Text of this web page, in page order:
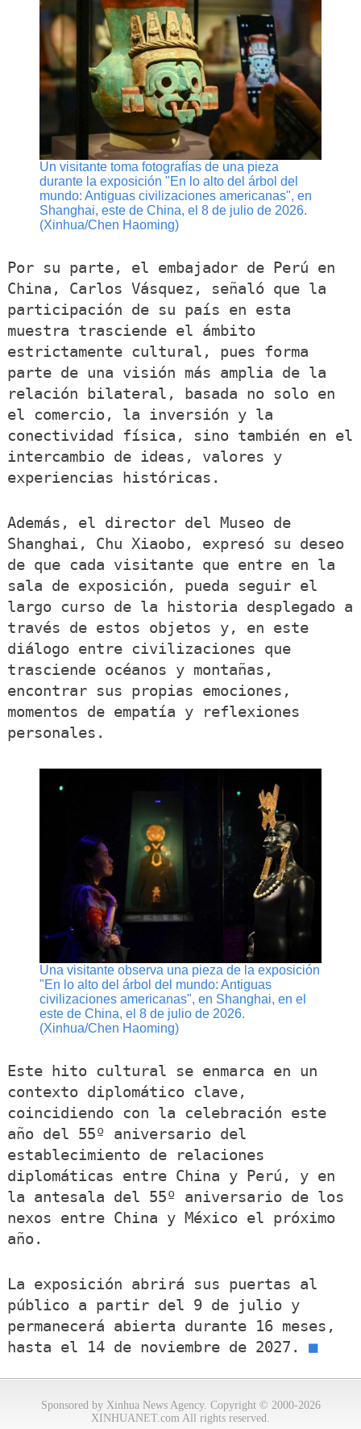
Un visitante toma fotografías de una pieza
durante la exposición "En lo alto del árbol del
mundo: Antiguas civilizaciones americanas", en
Shanghai, este de China, el 8 de julio de 2026.
(Xinhua/Chen Haoming)
Por su parte, el embajador de Perú en
China, Carlos Vásquez, señaló que la
participación de su país en esta
muestra trasciende el ámbito
estrictamente cultural, pues forma
parte de una visión más amplia de la
relación bilateral, basada no solo en
el comercio, la inversión y la
conectividad física, sino también en el
intercambio de ideas, valores y
experiencias históricas.
Además, el director del Museo de
Shanghai, Chu Xiaobo, expresó su deseo
de que cada visitante que entre en la
sala de exposición, pueda seguir el
largo curso de la historia desplegado a
través de estos objetos y, en este
diálogo entre civilizaciones que
trasciende océanos y montañas,
encontrar sus propias emociones,
momentos de empatía y reflexiones
personales.
Una visitante observa una pieza de la exposición
"En lo alto del árbol del mundo: Antiguas
civilizaciones americanas", en Shanghai, en el
este de China, el 8 de julio de 2026.
(Xinhua/Chen Haoming)
Este hito cultural se enmarca en un
contexto diplomático clave,
coincidiendo con la celebración este
año del 55º aniversario del
establecimiento de relaciones
diplomáticas entre China y Perú, y en
la antesala del 55º aniversario de los
nexos entre China y México el próximo
año.
La exposición abrirá sus puertas al
público a partir del 9 de julio y
permanecerá abierta durante 16 meses,
hasta el 14 de noviembre de 2027. ■
Sponsored by Xinhua News Agency. Copyright © 2000-2026
XINHUANET.com All rights reserved.